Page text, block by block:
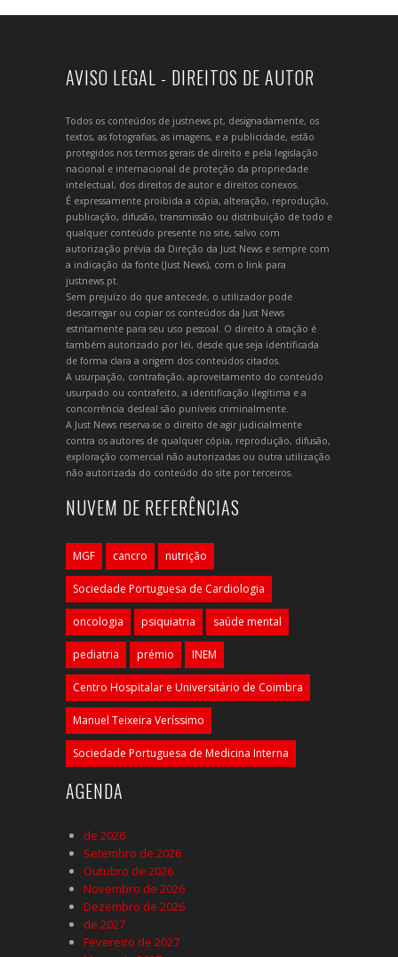
AVISO LEGAL - DIREITOS DE AUTOR
Todos os conteúdos de justnews.pt, designadamente, os
textos, as fotografias, as imagens, e a publicidade, estão
protegidos nos termos gerais de direito e pela legislação
nacional e internacional de proteção da propriedade
intelectual, dos direitos de autor e direitos conexos.
É expressamente proibida a cópia, alteração, reprodução,
publicação, difusão, transmissão ou distribuição de todo e
qualquer conteúdo presente no site, salvo com
autorização prévia da Direção da Just News e sempre com
a indicação da fonte (Just News), com o link para
justnews.pt.
Sem prejuízo do que antecede, o utilizador pode
descarregar ou copiar os conteúdos da Just News
estritamente para seu uso pessoal. O direito à citação é
também autorizado por lei, desde que seja identificada
de forma clara a origem dos conteúdos citados.
A usurpação, contrafação, aproveitamento do conteúdo
usurpado ou contrafeito, a identificação ilegítima e a
concorrência desleal são puníveis criminalmente.
A Just News reserva-se o direito de agir judicialmente
contra os autores de qualquer cópia, reprodução, difusão,
exploração comercial não autorizadas ou outra utilização
não autorizada do conteúdo do site por terceiros.
NUVEM DE REFERÊNCIAS
MGF cancro nutrição
Sociedade Portuguesa de Cardiologia
oncologia psiquiatria saúde mental
pediatria prémio INEM
Centro Hospitalar e Universitário de Coimbra
Manuel Teixeira Veríssimo
Sociedade Portuguesa de Medicina Interna
AGENDA
de 2026
Setembro de 2026
Outubro de 2026
Novembro de 2026
Dezembro de 2026
de 2027
Fevereiro de 2027